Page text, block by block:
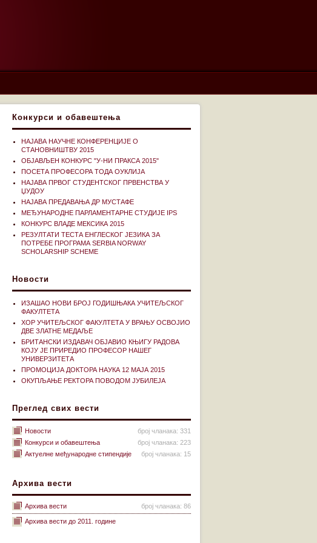
Конкурси и обавештења
НАЈАВА НАУЧНЕ КОНФЕРЕНЦИЈЕ О
СТАНОВНИШТВУ 2015
ОБЈАВЉЕН КОНКУРС "У-НИ ПРАКСА 2015"
ПОСЕТА ПРОФЕСОРА ТОДА ОУКЛИЈА
НАЈАВА ПРВОГ СТУДЕНТСКОГ ПРВЕНСТВА У
ЏУДОУ
НАЈАВА ПРЕДАВАЊА ДР МУСТАФЕ
МЕЂУНАРОДНЕ ПАРЛАМЕНТАРНЕ СТУДИЈЕ IPS
КОНКУРС ВЛАДЕ МЕКСИКА 2015
РЕЗУЛТАТИ ТЕСТА ЕНГЛЕСКОГ ЈЕЗИКА ЗА
ПОТРЕБЕ ПРОГРАМА SERBIA NORWAY
SCHOLARSHIP SCHEME
Новости
ИЗАШАО НОВИ БРОЈ ГОДИШЊАКА УЧИТЕЉСКОГ
ФАКУЛТЕТА
ХОР УЧИТЕЉСКОГ ФАКУЛТЕТА У ВРАЊУ ОСВОЈИО
ДВЕ ЗЛАТНЕ МЕДАЉЕ
БРИТАНСКИ ИЗДАВАЧ ОБЈАВИО КЊИГУ РАДОВА
КОЈУ ЈЕ ПРИРЕДИО ПРОФЕСОР НАШЕГ
УНИВЕРЗИТЕТА
ПРОМОЦИЈА ДОКТОРА НАУКА 12 МАЈА 2015
ОКУПЉАЊЕ РЕКТОРА ПОВОДОМ ЈУБИЛЕЈА
Преглед свих вести
Новости
број чланака: 331
Конкурси и обавештења
број чланака: 223
Актуелне међународне стипендије
број чланака: 15
Архива вести
Архива вести број чланака: 86
Архива вести до 2011. године